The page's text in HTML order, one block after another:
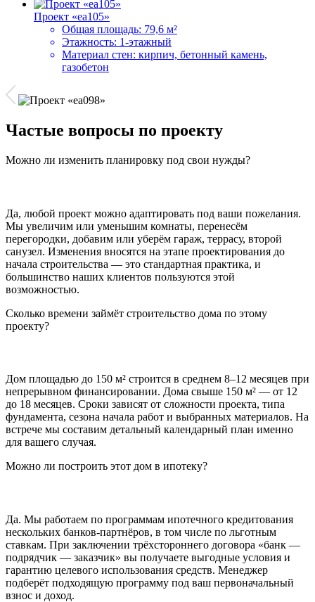
Проект «ea105»
Общая площадь: 79,6 м²
Этажность: 1-этажный
Материал стен: кирпич, бетонный камень,
газобетон
Частые вопросы по проекту
Можно ли изменить планировку под свои нужды?
Да, любой проект можно адаптировать под ваши пожелания.
Мы увеличим или уменьшим комнаты, перенесём
перегородки, добавим или уберём гараж, террасу, второй
санузел. Изменения вносятся на этапе проектирования до
начала строительства — это стандартная практика, и
большинство наших клиентов пользуются этой
возможностью.
Сколько времени займёт строительство дома по этому
проекту?
Дом площадью до 150 м² строится в среднем 8–12 месяцев при
непрерывном финансировании. Дома свыше 150 м² — от 12
до 18 месяцев. Сроки зависят от сложности проекта, типа
фундамента, сезона начала работ и выбранных материалов. На
встрече мы составим детальный календарный план именно
для вашего случая.
Можно ли построить этот дом в ипотеку?
Да. Мы работаем по программам ипотечного кредитования
нескольких банков-партнёров, в том числе по льготным
ставкам. При заключении трёхстороннего договора «банк —
подрядчик — заказчик» вы получаете выгодные условия и
гарантию целевого использования средств. Менеджер
подберёт подходящую программу под ваш первоначальный
взнос и доход.